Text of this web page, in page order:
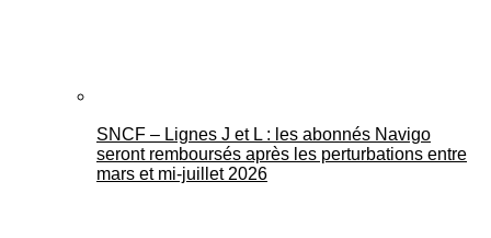
SNCF – Lignes J et L : les abonnés Navigo
seront remboursés après les perturbations entre
mars et mi-juillet 2026